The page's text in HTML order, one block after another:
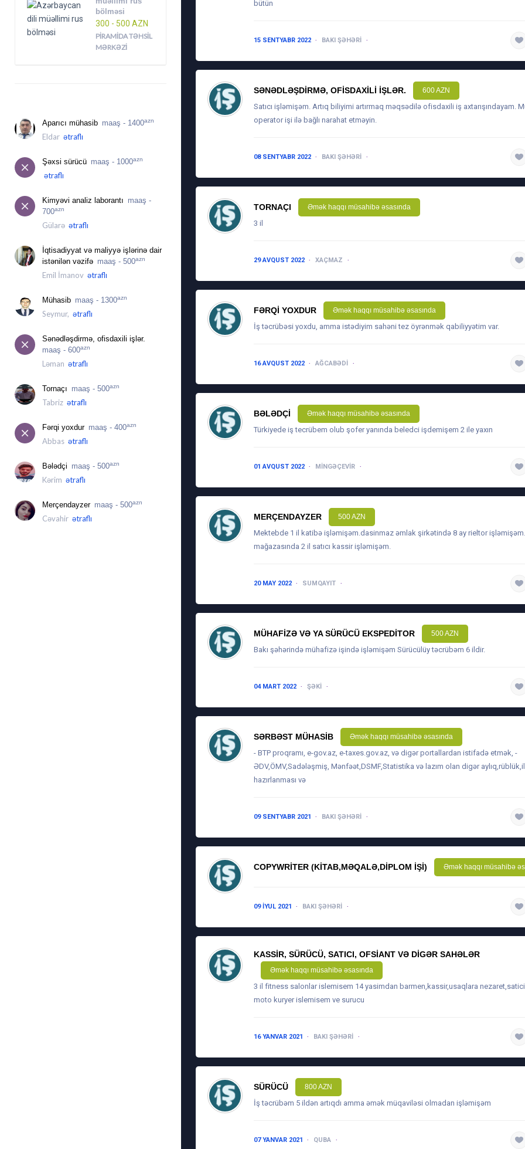
bölməsi
300 - 500 AZN
PIRAMIDA TƏHSIL
MƏRKƏZI
Aparıcı mühasib maaş - 1400azn
Eldar ətraflı
Şəxsi sürücü maaş - 1000azn
ətraflı
Kimyəvi analiz laborantı maaş -
700azn
Gülarə ətraflı
İqtisadiyyat və maliyyə işlərinə dair
istənilən vəzifə maaş - 500azn
Emil İmanov ətraflı
Mühasib maaş - 1300azn
Seymur, ətraflı
Sənədləşdirmə, ofisdaxili işlər.
maaş - 600azn
Ləman ətraflı
Tornaçı maaş - 500azn
Tabriz ətraflı
Fərqi yoxdur maaş - 400azn
Abbas ətraflı
Bələdçi maaş - 500azn
Kərim ətraflı
Merçendayzer maaş - 500azn
Cəvahir ətraflı
bütün
15 SENTYABR 2022 BAKI ŞƏHƏRI
SƏNƏDLƏŞDIRMƏ, OFISDAXILI IŞLƏR. 600 AZN
Satıcı işləmişəm. Artıq biliyimi artırmaq məqsədilə ofisdaxili iş axtarışındayam.
operator işi ilə bağlı narahat etməyin.
08 SENTYABR 2022 BAKI ŞƏHƏRI
TORNAÇI Əmək haqqı müsahibə əsasında
3 il
29 AVQUST 2022 XAÇMAZ
FƏRQI YOXDUR Əmək haqqı müsahibə əsasında
İş təcrübəsi yoxdu, amma istədiyim sahəni tez öyrənmək qabiliyyətim var.
16 AVQUST 2022 AĞCABƏDI
BƏLƏDÇI Əmək haqqı müsahibə əsasında
Türkiyede iş tecrübem olub şofer yanında beledci işdemişem 2 ile yaxın
01 AVQUST 2022 MINGƏÇEVIR
MERÇENDAYZER 500 AZN
Mektebde 1 il katibə işləmişəm.dasinmaz əmlak şirkətində 8 ay rieltor
mağazasında 2 il satıcı kassir işləmişəm.
20 MAY 2022 SUMQAYIT
MÜHAFIZƏ VƏ YA SÜRÜCÜ EKSPEDITOR 500 AZN
Bakı şəhərində mühafizə işində işləmişəm Sürücülüy təcrübəm 6 ildir.
04 MART 2022 ŞƏKI
SƏRBƏST MÜHASIB Əmək haqqı müsahibə əsasında
- BTP proqramı, e-gov.az, e-taxes.gov.az, və digər portallardan istifadə etmək, -
ƏDV,ÖMV,Sadələşmiş, Mənfəət,DSMF,Statistika və lazım olan digər
hazırlanması və
09 SENTYABR 2021 BAKI ŞƏHƏRI
COPYWRITER (KITAB,MƏQALƏ,DIPLOM IŞI) Əmək haqqı müsahibə
09 IYUL 2021 BAKI ŞƏHƏRI
KASSIR, SÜRÜCÜ, SATICI, OFSIANT VƏ DIGƏR SAHƏLƏR
Əmək haqqı müsahibə əsasında
3 il fitness salonlar islemisem 14 yasimdan barmen,kassir,usaqlara
moto kuryer islemisem ve surucu
16 YANVAR 2021 BAKI ŞƏHƏRI
SÜRÜCÜ 800 AZN
İş təcrübəm 5 ildən artıqdı amma əmək müqaviləsi olmadan işləmişəm
07 YANVAR 2021 QUBA